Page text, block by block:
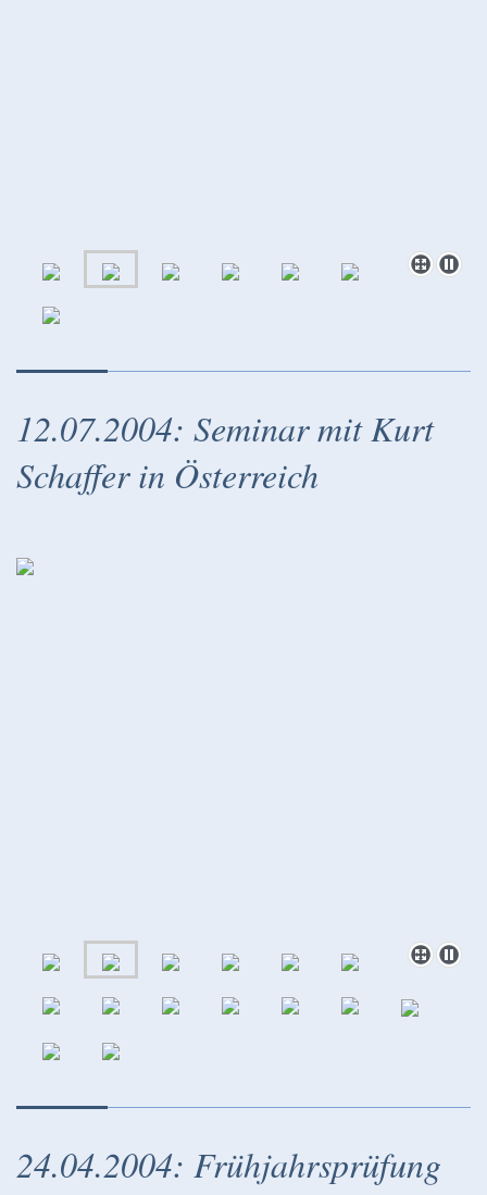
12.07.2004: Seminar mit Kurt
Schaffer in Österreich
24.04.2004: Frühjahrsprüfung